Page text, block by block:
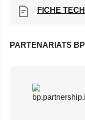
FICHE
PARTENARIATS BP